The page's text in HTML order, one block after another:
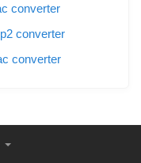
converter
converter
converter